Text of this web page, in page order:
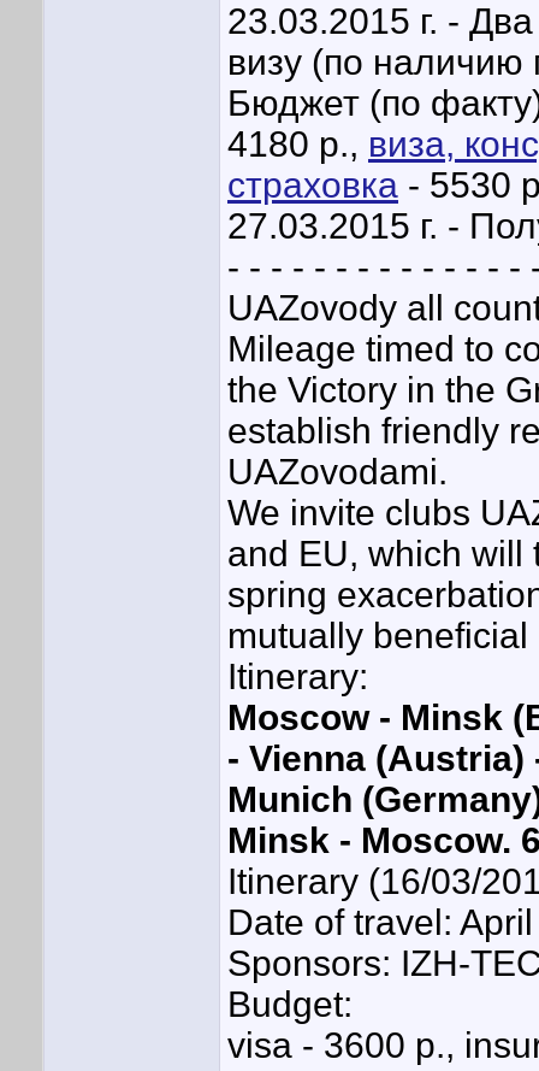
23.03.2015 г. -
визу (по наличию
Бюджет (по
4180 р., виза,
страховка - 5530
27.03.2015 г. -
- - - - - - - - - - - - - -
UAZovody all
Mileage timed to
the Victory in the
establish friendly
UAZovodami.
We invite clubs
and EU, which will
spring
mutually
Itinerary:
Moscow - Minsk
- Vienna (Austria)
Munich
Minsk - Moscow.
Itinerary (16/03/
Date of travel:
Sponsors: IZH-
Budget:
visa - 3600 p.,